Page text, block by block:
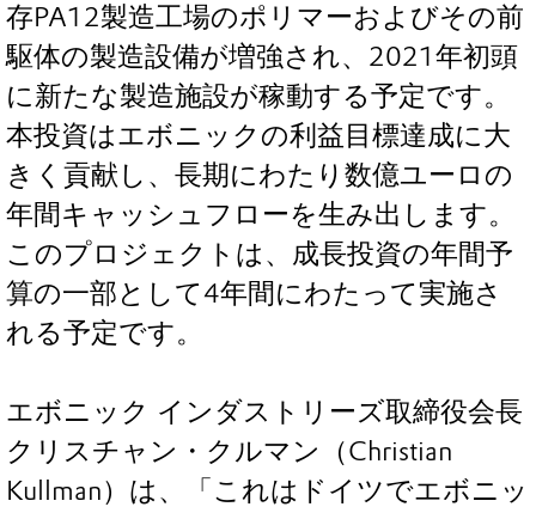
存PA12製造工場のポリマーおよびその前
駆体の製造設備が増強され、2021年初頭
に新たな製造施設が稼動する予定です。
本投資はエボニックの利益目標達成に大
きく貢献し、長期にわたり数億ユーロの
年間キャッシュフローを生み出します。
このプロジェクトは、成長投資の年間予
算の一部として4年間にわたって実施さ
れる予定です。
エボニック インダストリーズ取締役会長
クリスチャン・クルマン（Christian
Kullman）は、「これはドイツでエボニッ